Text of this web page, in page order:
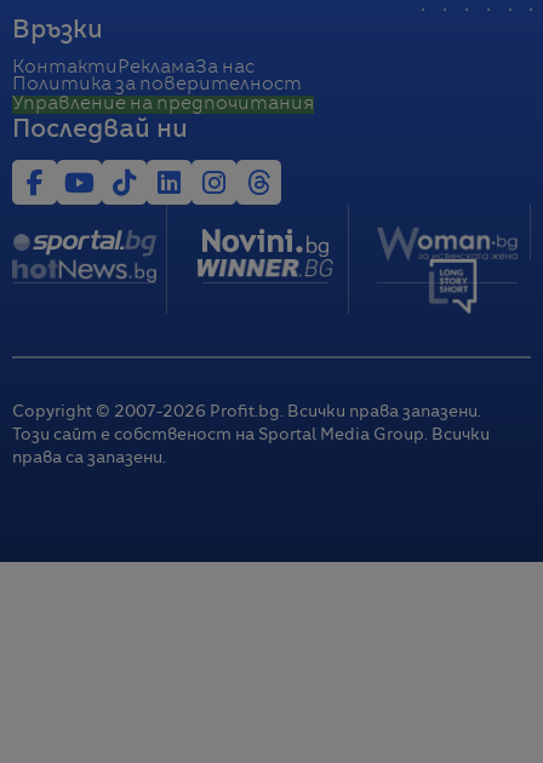
Връзки
Контакти РекламаЗа нас
Политика за поверителност
Управление на предпочитания
Последвай ни
Copyright © 2007-2026 Profit.bg. Всички права запазени.
Този сайт е собственост на Sportal Media Group. Всички
права са запазени.